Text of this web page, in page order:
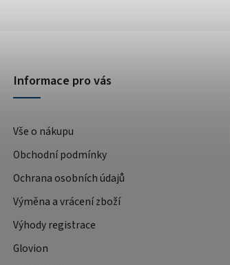
Informace pro vás
Vše o nákupu
Obchodní podmínky
Ochrana osobních údajů
Výměna a vrácení zboží
Výhody registrace
Glovion